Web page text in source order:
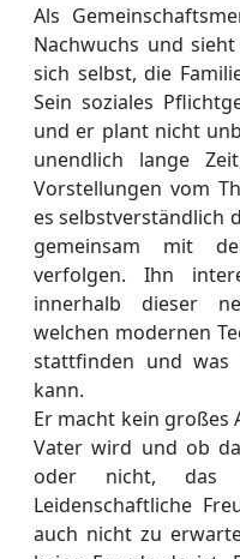
Als
Nachwuchs und
sich selbst, die
Sein soziales
und er plant nicht
unendlich lange
Vorstellungen vom
es selbstverständlich
gemeinsam mit
verfolgen. Ihn
innerhalb dieser
welchen modernen
stattfinden und was
kann.
Er macht kein großes
Vater wird und ob
oder nicht, das
Leidenschaftliche
auch nicht zu